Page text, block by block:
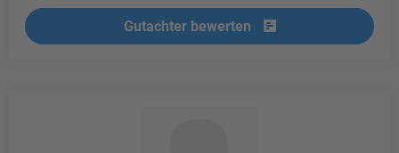
Gutachter bewerten